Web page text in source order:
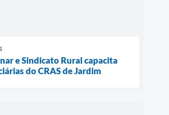
e Sindicato Rural capacita
do CRAS de Jardim